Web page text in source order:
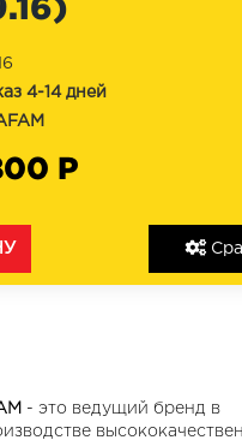
4-14 дней
Р
- это ведущий бренд в